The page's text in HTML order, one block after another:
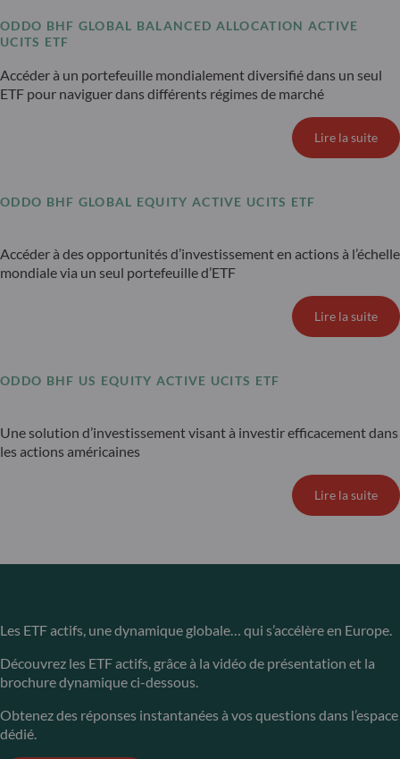
ODDO BHF GLOBAL BALANCED ALLOCATION ACTIVE
UCITS ETF
Accéder à un portefeuille mondialement diversifié dans un seul
ETF pour naviguer dans différents régimes de marché
Lire la suite
ODDO BHF GLOBAL EQUITY ACTIVE UCITS ETF
Accéder à des opportunités d’investissement en actions à l’échelle
mondiale via un seul portefeuille d’ETF
Lire la suite
ODDO BHF US EQUITY ACTIVE UCITS ETF
Une solution d’investissement visant à investir efficacement dans
les actions américaines
Lire la suite
Les ETF actifs, une dynamique globale… qui s’accélère en Europe.
Découvrez les ETF actifs, grâce à la vidéo de présentation et la
brochure dynamique ci-dessous.
Obtenez des réponses instantanées à vos questions dans l’espace
dédié.